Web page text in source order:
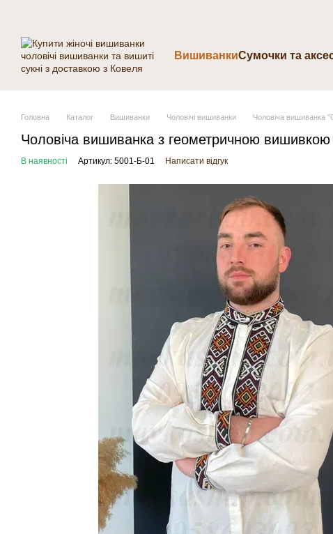
ВишиванкиCумочки та
Головна Каталог Вишиванки Чоловічі вишиванки Чоловіча вишиванка
Чоловіча вишиванка з геометричною вишивкою
В наявності Артикул: 5001-Б-01 Написати відгук